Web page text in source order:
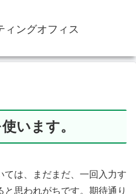
ィングオフィス
います。
ては、まだまだ、一回入力す
思われがちです。期待通り